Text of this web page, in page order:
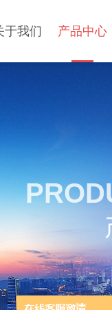
于我们 产品中心